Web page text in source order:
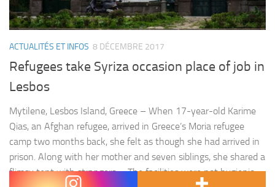
ACTUALITÉS ET INFOS 8 DÉCEMBRE 2017
Refugees take Syriza occasion place of job in
Lesbos
Mytilene, Lesbos Island, Greece – When 17-year-old Karime
Qias, an Afghan refugee, arrived in Greece’s Moria refugee
camp two months back, she felt as though she had arrived in
prison. Along with her mother and seven siblings, she shared a
flimsy tent with strangers. « The facilities were not hygienic,